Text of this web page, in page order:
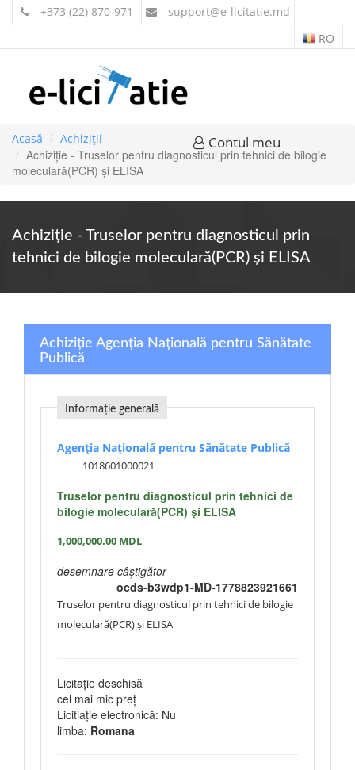
+373 (22) 870-971 support@e-licitatie.md
RO
Contul meu
Acasă Achiziții
Achiziție - Truselor pentru diagnosticul prin tehnici de bilogie
moleculară(PCR) și ELISA
Achiziție - Truselor pentru diagnosticul prin
tehnici de bilogie moleculară(PCR) și ELISA
Achiziție Agenția Națională pentru Sănătate
Publică
Informație generală
Agenția Națională pentru Sănătate Publică
1018601000021
Truselor pentru diagnosticul prin tehnici de
bilogie moleculară(PCR) și ELISA
1,000,000.00 MDL
desemnare câștigător
ocds-b3wdp1-MD-1778823921661
Truselor pentru diagnosticul prin tehnici de bilogie
moleculară(PCR) și ELISA
Licitație deschisă
cel mai mic preț
Licitiație electronică: Nu
limba: Romana